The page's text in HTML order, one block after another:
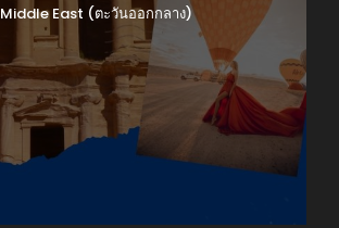
Middle East (ตะวันออกกลาง)